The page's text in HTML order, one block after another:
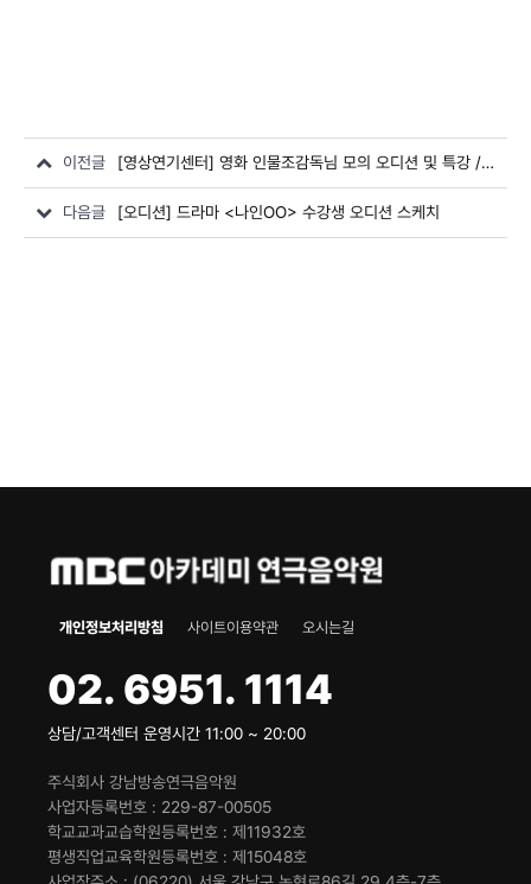
이전글 [영상연기센터] 영화 인물조감독님 모의 오디션 및 특강 / 전공자 클래스
다음글 [오디션] 드라마 <나인OO> 수강생 오디션 스케치
개인정보처리방침 사이트이용약관 오시는길
02. 6951. 1114
상담/고객센터 운영시간 11:00 ~ 20:00
주식회사 강남방송연극음악원
사업자등록번호
229-87-00505
학교교과교습학원등록번호
제11932호
평생직업교육학원등록번호
제15048호